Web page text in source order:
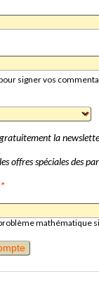
signer vos
la
offres spéciales des
*
mathématique